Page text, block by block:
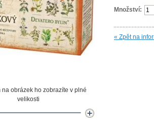
na obrázek ho zobrazíte v plné
velikosti
Množství:
« Zpět na